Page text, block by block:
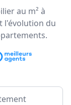
au m² à
l'évolution du